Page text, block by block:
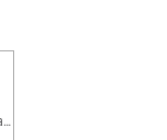
KANN Mobil- & Intensivpflege GmbH • Ramstein-Miesenbach